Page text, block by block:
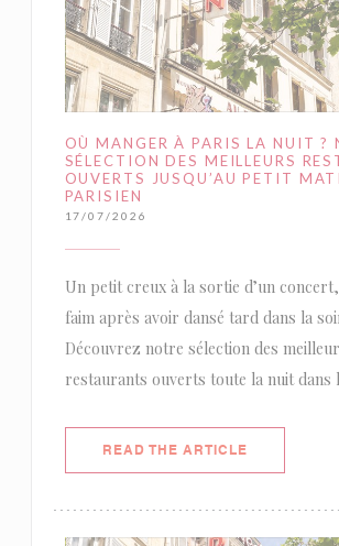
OÙ MANGER À PARIS LA NUIT ?
SÉLECTION DES MEILLEURS
OUVERTS JUSQU’AU PETIT
PARISIEN
17/07/2026
Un petit creux à la sortie d’un
faim après avoir dansé tard dans la
Découvrez notre sélection des
restaurants ouverts toute la nuit dans
READ THE ARTICLE((OPENS IN